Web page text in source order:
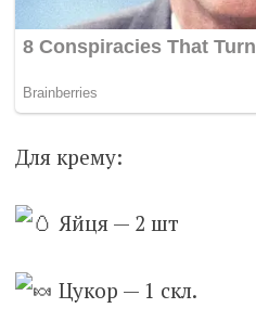
Для крему:
Яйця — 2 шт
Цукор — 1 скл.